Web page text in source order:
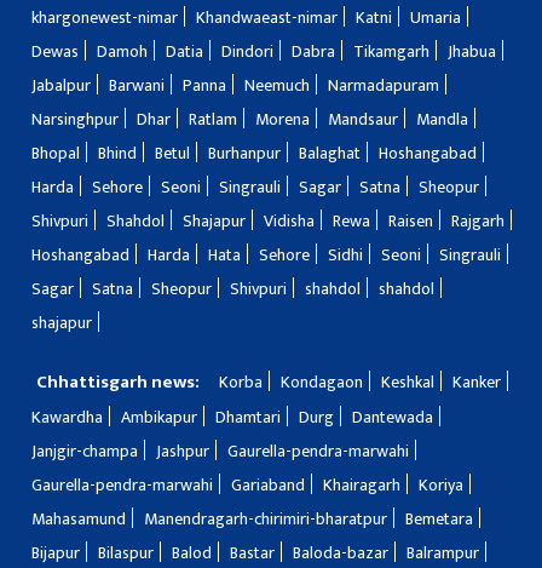
khargonewest-nimar
Khandwaeast-nimar Katni
Umaria
Dewas
Damoh Datia Dindori Dabra Tikamgarh
Jhabua
Jabalpur
Barwani Panna Neemuch
Narmadapuram
Narsinghpur
Dhar Ratlam Morena Mandsaur
Mandla
Bhopal
Bhind Betul Burhanpur Balaghat
Hoshangabad
Harda
Sehore Seoni Singrauli Sagar Satna
Sheopur
Shivpuri
Shahdol Shajapur Vidisha Rewa Raisen
Rajgarh
Hoshangabad
Harda Hata Sehore Sidhi Seoni
Singrauli
Sagar
Satna Sheopur Shivpuri shahdol
shahdol
shajapur
Chhattisgarh news: Korba Kondagaon Keshkal
Kanker
Kawardha
Ambikapur Dhamtari Durg
Dantewada
Janjgir-champa
Jashpur
Gaurella-pendra-marwahi
Gaurella-pendra-marwahi
Gariaband Khairagarh
Koriya
Mahasamund
Manendragarh-chirimiri-bharatpur
Bemetara
Bijapur
Bilaspur Balod Bastar Baloda-bazar
Balrampur